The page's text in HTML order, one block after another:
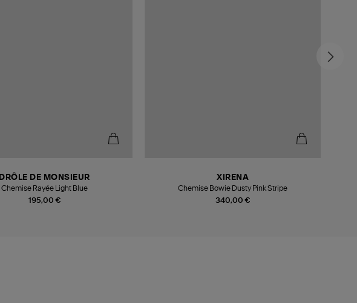
195,00 €
DRÔLE DE MONSIEUR
Chemise Rayée Light Blue
340,00 €
XIRENA
Chemise Bowie Dusty Pink Stripe